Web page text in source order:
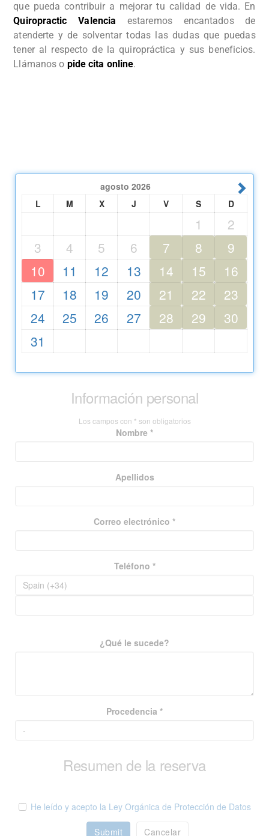
que pueda contribuir a mejorar tu calidad de vida. En
Quiropractic Valencia estaremos encantados de
atenderte y de solventar todas las dudas que puedas
tener al respecto de la quiropráctica y sus beneficios.
Llámanos o pide cita online.
agosto 2026
L
M X J V S D
1
2
3
4 5 6 7 8
9
10
11 12 13 14 15
16
17
18 19 20 21 22
23
24
25 26 27 28 29
30
31
Información personal
Los campos con * son obligatorios
Nombre *
Apellidos
Correo electrónico *
Teléfono *
¿Qué le sucede?
Procedencia *
Resumen de la reserva
He leído y acepto la Ley Orgánica de Protección de Datos
Submit Cancelar